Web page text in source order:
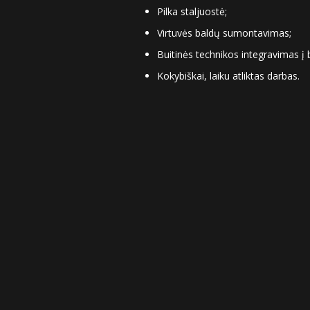
Pilka staljuostė;
Virtuvės baldų sumontavimas;
Buitinės technikos integravimas į
Kokybiškai, laiku atliktas darbas.